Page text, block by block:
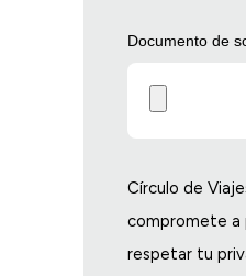
Documento de
Círculo de
compromete
respetar tu